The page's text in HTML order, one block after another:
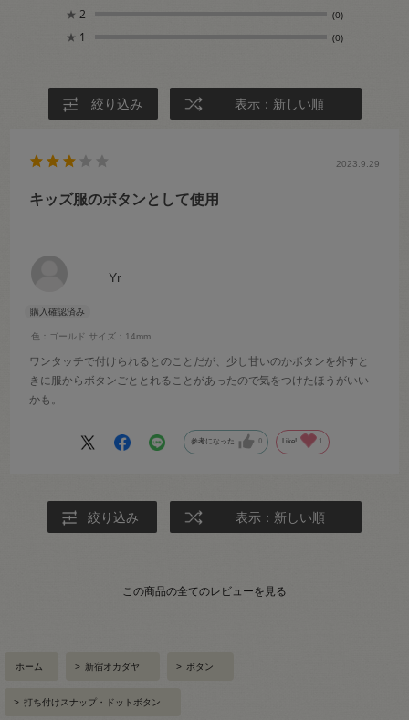
★ 2 (0)
★ 1 (0)
絞り込み 表示：新しい順
Yr
色：ゴールド サイズ：14mm
2023.9.29
キッズ服のボタンとして使用
ワンタッチで付けられるとのことだが、少し甘いのかボタンを外すと
きに服からボタンごととれることがあったので気をつけたほうがいい
かも。
参考になった 0 Like! 1
絞り込み 表示：新しい順
この商品の全てのレビューを見る
ホーム > 新宿オカダヤ > ボタン
> 打ち付けスナップ・ドットボタン